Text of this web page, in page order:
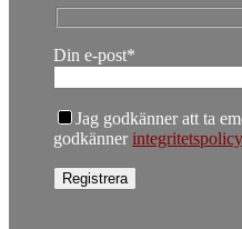
Din e-post*
Jag godkänner att ta
godkänner integritetspolicy